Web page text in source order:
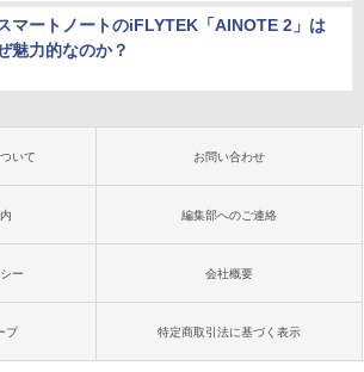
マートノートのiFLYTEK「AINOTE 2」は
魅力的なのか？
いて お問い合わせ
編集部へのご連絡
ー 会社概要
プ 特定商取引法に基づく表示